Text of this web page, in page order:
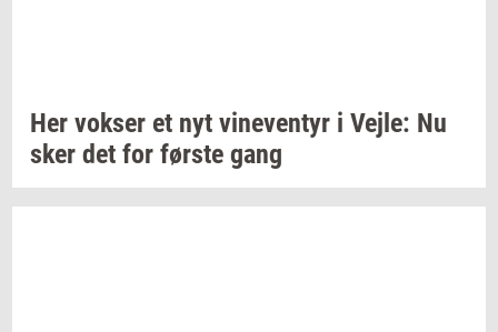
Her vok­ser et nyt vi­ne­ven­tyr i Vejle: Nu
sker det for før­ste gang